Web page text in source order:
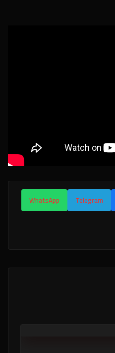
Telegram
WhatsApp